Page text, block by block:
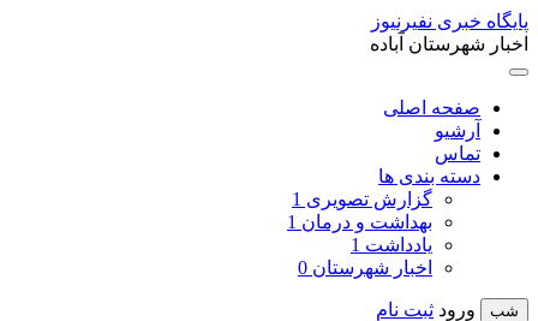
پایگاه خبری نفیرنیوز
اخبار شهرستان آباده
صفحه اصلی
آرشیو
تماس
دسته بندی ها
گزارش تصویری 1
بهداشت و درمان 1
یادداشت 1
اخبار شهرستان 0
شب ورود ثبت نام